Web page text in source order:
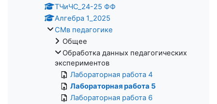
ТЧиЧС_24-25 ФФ
Алгебра 1_2025
СМв педагогике
Общее
Обработка данных педагогических
экспериментов
Лабораторная работа 4
Лабораторная работа 5
Лабораторная работа 6